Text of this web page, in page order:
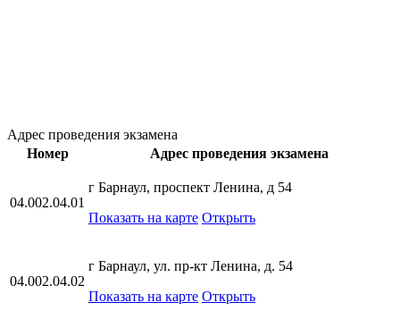
Адрес проведения экзамена
Номер
Адрес проведения экзамена
04.002.04.01
г Барнаул, проспект Ленина, д 54
Показать на карте Открыть
04.002.04.02
г Барнаул, ул. пр-кт Ленина, д. 54
Показать на карте Открыть